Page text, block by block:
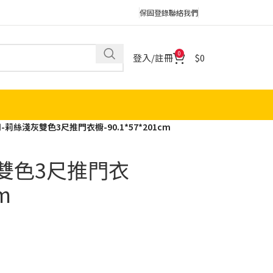
保固登錄聯絡我們
登入/註冊 0 0
莉絲淺灰雙色3尺推門衣櫥-90.1*57*201cm
色3尺推門衣